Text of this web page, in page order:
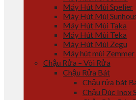
Máy Hút Mùi Spelier
Máy Hút Mùi
Máy Hút Mùi Taka
Máy Hút Mùi Teka
Máy Hút Mùi Zegu
Máy hút mùi Zemmer
Chậu Rửa – Vòi Rửa
Chậu Rửa Bát
Chậu rửa bát
Chậu Đúc Inox